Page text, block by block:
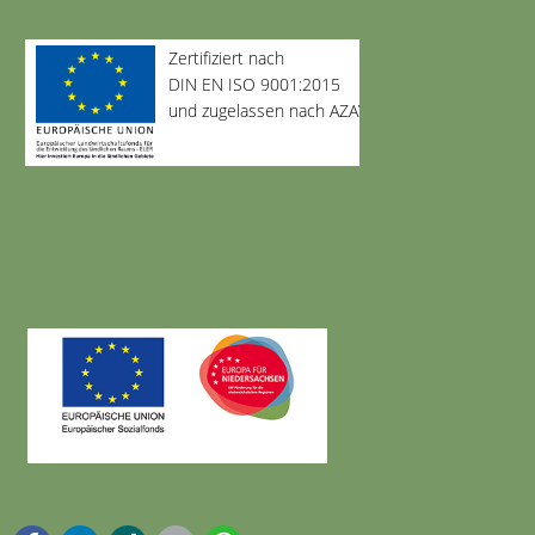
Zertifiziert nach
DIN EN ISO 9001:2015
und zugelassen nach AZAV